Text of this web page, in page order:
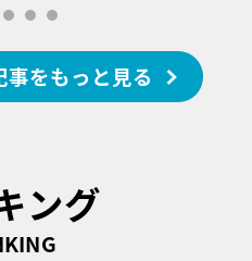
事をもっと見る
ング